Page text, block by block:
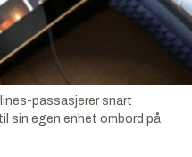
passasjerer snart
sin egen enhet ombord på